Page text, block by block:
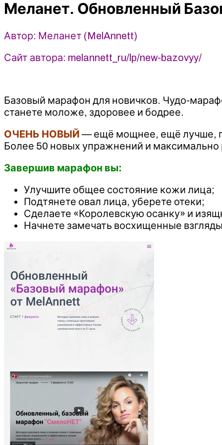
MelAnnett
Меланет. Обновленный
Автор: Меланет (MelAnnett)
Сайт автора: melannett_ru/lp/new-bazovyy/
Базовый марафон для новичков. Чудо-
станете моложе, здоровее и бодрее.
ОЧЕНЬ НОВЫЙ — ещё мощнее, ещё лучше,
Более 50 новых упражнений и
Завершив марафон вы:
Улучшите общее состояние кожи лица;
Подтянете овал лица, уберете отеки;
Сделаете «Королевскую осанку» и
Начнете замечать восхищенные